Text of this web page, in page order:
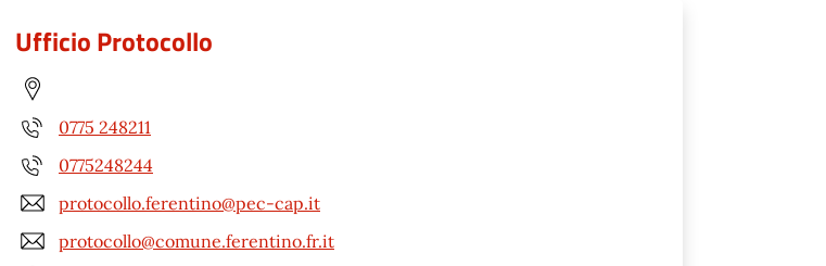
Ufficio Protocollo
0775 248211
0775248244
protocollo.ferentino@pec-cap.it
protocollo@comune.ferentino.fr.it